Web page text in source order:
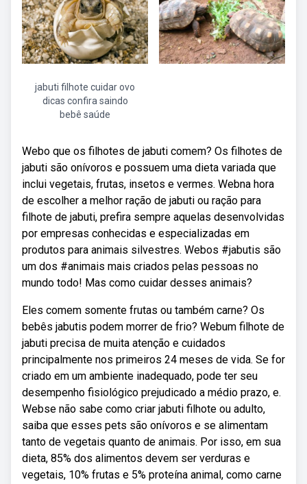
jabuti filhote cuidar ovo
dicas confira saindo
bebê saúde
Webo que os filhotes de jabuti comem? Os filhotes de
jabuti são onívoros e possuem uma dieta variada que
inclui vegetais, frutas, insetos e vermes. Webna hora
de escolher a melhor ração de jabuti ou ração para
filhote de jabuti, prefira sempre aquelas desenvolvidas
por empresas conhecidas e especializadas em
produtos para animais silvestres. Webos #jabutis são
um dos #animais mais criados pelas pessoas no
mundo todo! Mas como cuidar desses animais?
Eles comem somente frutas ou também carne? Os
bebês jabutis podem morrer de frio? Webum filhote de
jabuti precisa de muita atenção e cuidados
principalmente nos primeiros 24 meses de vida. Se for
criado em um ambiente inadequado, pode ter seu
desempenho fisiológico prejudicado a médio prazo, e.
Webse não sabe como criar jabuti filhote ou adulto,
saiba que esses pets são onívoros e se alimentam
tanto de vegetais quanto de animais. Por isso, em sua
dieta, 85% dos alimentos devem ser verduras e
vegetais, 10% frutas e 5% proteína animal, como carne